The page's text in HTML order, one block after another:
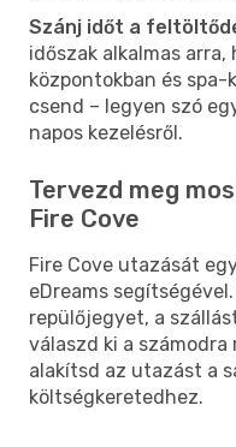
Szánj időt a
időszak alkalmas
központokban és spa-
csend – legyen szó
napos kezelésről.
Tervezd meg
Fire Cove
Fire Cove utazását
eDreams
repülőjegyet, a
válaszd ki a
alakítsd az utazást a
költségkeretedhez.